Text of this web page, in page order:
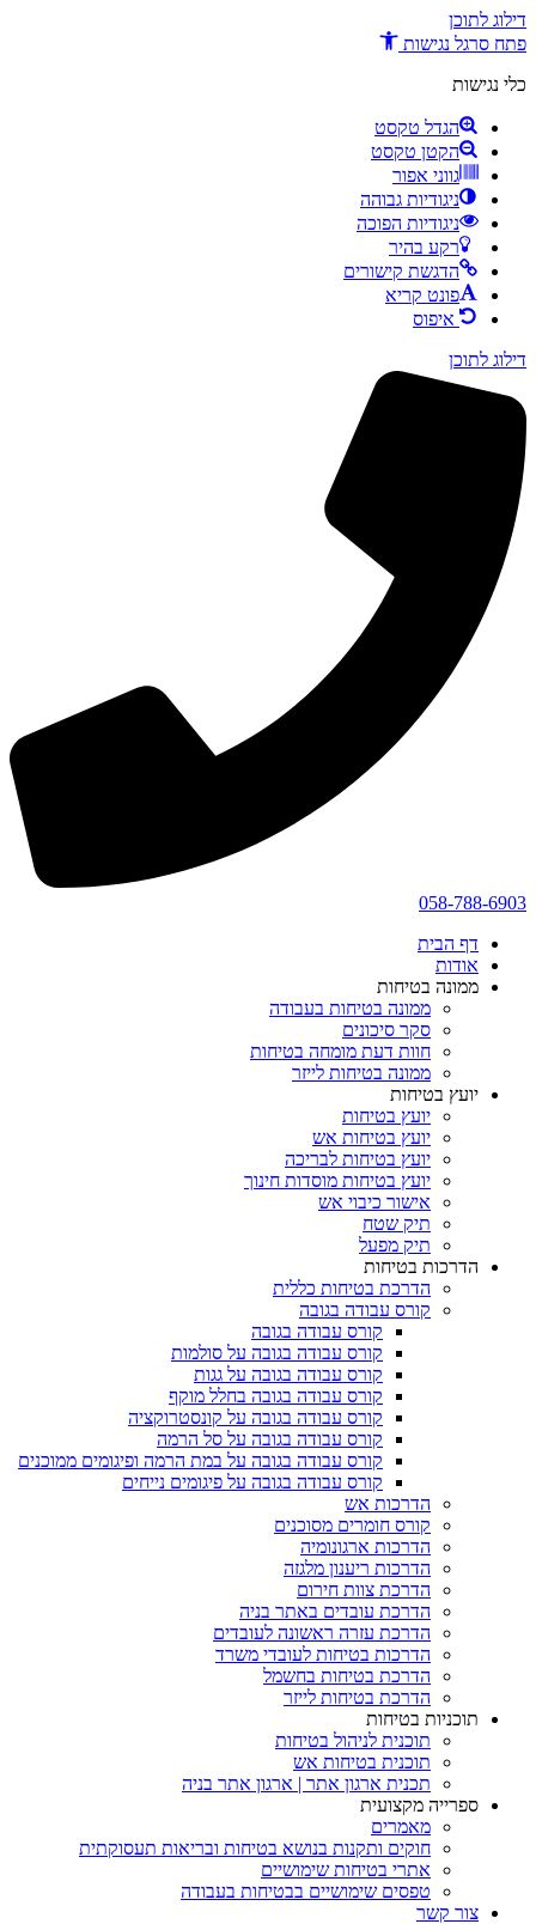
דילוג לתוכן
פתח סרגל נגישות
כלי נגישות
הגדל טקסט
הקטן טקסט
גווני אפור
ניגודיות גבוהה
ניגודיות הפוכה
רקע בהיר
הדגשת קישורים
פונט קריא
איפוס
דילוג לתוכן
058-788-6903
דף הבית
אודות
ממונה בטיחות
ממונה בטיחות בעבודה
סקר סיכונים
חוות דעת מומחה בטיחות
ממונה בטיחות לייזר
יועץ בטיחות
יועץ בטיחות
יועץ בטיחות אש
יועץ בטיחות לבריכה
יועץ בטיחות מוסדות חינוך
אישור כיבוי אש
תיק שטח
תיק מפעל
הדרכות בטיחות
הדרכת בטיחות כללית
קורס עבודה בגובה
קורס עבודה בגובה
קורס עבודה בגובה על סולמות
קורס עבודה בגובה על גגות
קורס עבודה בגובה בחלל מוקף
קורס עבודה בגובה על קונסטרוקציה
קורס עבודה בגובה על סל הרמה
קורס עבודה בגובה על במת הרמה ופיגומים ממוכנים
קורס עבודה בגובה על פיגומים נייחים
הדרכות אש
קורס חומרים מסוכנים
הדרכות ארגונומיה
הדרכות ריענון מלגזה
הדרכת צוות חירום
הדרכת עובדים באתר בניה
הדרכת עזרה ראשונה לעובדים
הדרכות בטיחות לעובדי משרד
הדרכת בטיחות בחשמל
הדרכת בטיחות לייזר
תוכניות בטיחות
תוכנית לניהול בטיחות
תוכנית בטיחות אש
תכנית ארגון אתר | ארגון אתר בניה
ספרייה מקצועית
מאמרים
חוקים ותקנות בנושא בטיחות ובריאות תעסוקתית
אתרי בטיחות שימושיים
טפסים שימושיים בבטיחות בעבודה
צור קשר